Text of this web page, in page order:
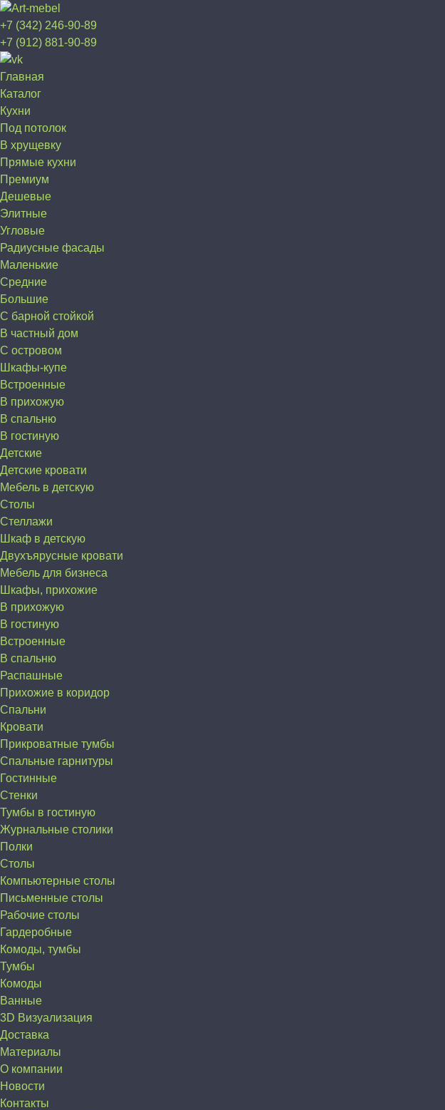
+7 (342) 246-90-89
+7 (912) 881-90-89
Главная
Каталог
Кухни
Под потолок
В хрущевку
Прямые кухни
Премиум
Дешевые
Элитные
Угловые
Радиусные фасады
Маленькие
Средние
Большие
С барной стойкой
В частный дом
C островом
Шкафы-купе
Встроенные
В прихожую
В спальню
В гостиную
Детские
Детские кровати
Мебель в детскую
Столы
Стеллажи
Шкаф в детскую
Двухъярусные кровати
Мебель для бизнеса
Шкафы, прихожие
В прихожую
В гостиную
Встроенные
В спальню
Распашные
Прихожие в коридор
Спальни
Кровати
Прикроватные тумбы
Спальные гарнитуры
Гостинные
Стенки
Тумбы в гостиную
Журнальные столики
Полки
Столы
Компьютерные столы
Письменные столы
Рабочие столы
Гардеробные
Комоды, тумбы
Тумбы
Комоды
Ванные
3D Визуализация
Доставка
Материалы
О компании
Новости
Контакты